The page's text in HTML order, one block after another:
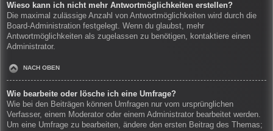
Wieso kann ich nicht mehr Antwortmöglichkeiten erstellen?
Die maximal zulässige Anzahl von Antwortmöglichkeiten wird durch die
Board-Administration festgelegt. Wenn du glaubst, mehr
Antwortmöglichkeiten als zugelassen zu benötigen, kontaktiere einen
Administrator.
NACH OBEN
Wie bearbeite oder lösche ich eine Umfrage?
Wie bei den Beiträgen können Umfragen nur vom ursprünglichen
Verfasser, einem Moderator oder einem Administrator bearbeitet werden.
Um eine Umfrage zu bearbeiten, ändere den ersten Beitrag des Themas;